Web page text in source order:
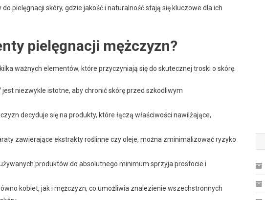
pielęgnacji skóry, gdzie jakość i naturalność stają się kluczowe dla ich
pielęgnacji mężczyzn?
ważnych elementów, które przyczyniają się do skutecznej troski o skórę.
niezwykle istotne, aby chronić skórę przed szkodliwym
decyduje się na produkty, które łączą właściwości nawilżające,
zawierające ekstrakty roślinne czy oleje, można zminimalizować ryzyko
produktów do absolutnego minimum sprzyja prostocie i
kobiet, jak i mężczyzn, co umożliwia znalezienie wszechstronnych